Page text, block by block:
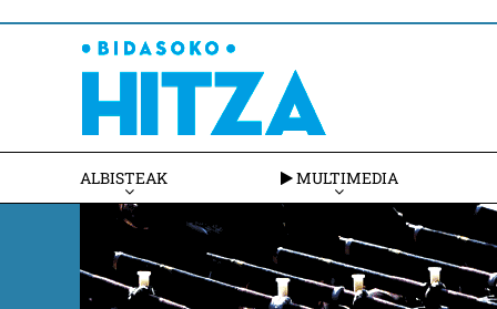
ALBISTEAK MULTIMEDIA